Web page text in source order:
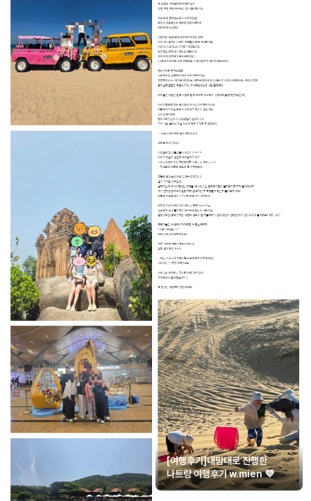
[여행후기]내맘대로 진행한
나트랑 여행후기 w.mien 💜